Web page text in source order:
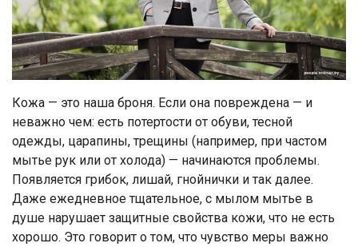
Кожа — это наша броня. Если она повреждена — и
неважно чем: есть потертости от обуви, тесной
одежды, царапины, трещины (например, при частом
мытье рук или от холода) — начинаются проблемы.
Появляется грибок, лишай, гнойнички и так далее.
Даже ежедневное тщательное, с мылом мытье в
душе нарушает защитные свойства кожи, что не есть
хорошо. Это говорит о том, что чувство меры важно